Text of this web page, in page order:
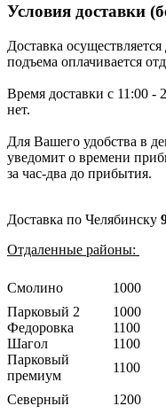
Условия доставки
Доставка
подъема оплачивается
Время доставки с 11:00 -
нет.
Для Вашего удобства в
уведомит о времени
за час-два до прибытия.
Доставка по Челябинску
Отдаленные районы:
Смолино 1000
Парковый 2
1000
Федоровка
1100
Шагол
1100
Парковый
премиум
1100
Северный 1200